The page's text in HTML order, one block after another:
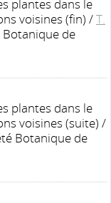
plantes dans le
voisines (fin) /T.
Botanique de
plantes dans le
voisines (suite) /
Botanique de